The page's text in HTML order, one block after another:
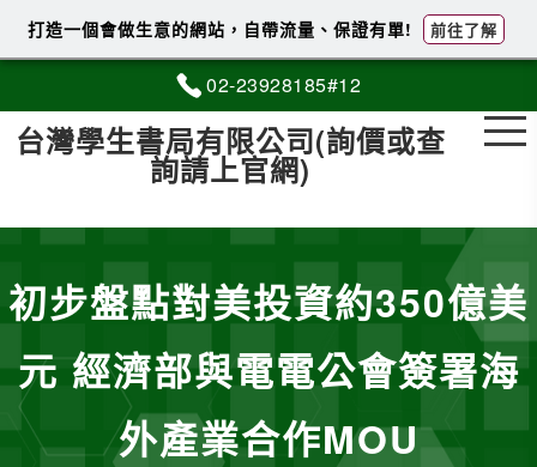
02-23928185#12
台灣學生書局有限公司(詢價或查
詢請上官網)
初步盤點對美投資約350億美
元 經濟部與電電公會簽署海
外產業合作MOU
打造一個會做生意的網站，自帶流量、保證有單! 前往了解